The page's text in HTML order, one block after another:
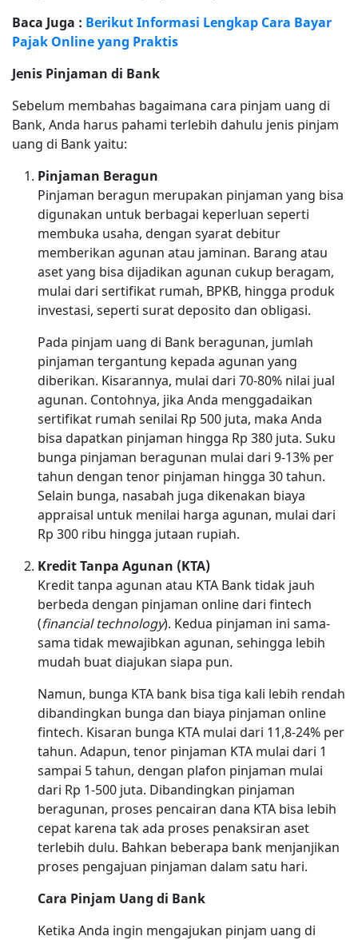
Baca Juga : Berikut Informasi Lengkap Cara Bayar
Pajak Online yang Praktis
Jenis Pinjaman di Bank
Sebelum membahas bagaimana cara pinjam uang di
Bank, Anda harus pahami terlebih dahulu jenis pinjam
uang di Bank yaitu:
Pinjaman Beragun
Pinjaman beragun merupakan pinjaman yang bisa
digunakan untuk berbagai keperluan seperti
membuka usaha, dengan syarat debitur
memberikan agunan atau jaminan. Barang atau
aset yang bisa dijadikan agunan cukup beragam,
mulai dari sertifikat rumah, BPKB, hingga produk
investasi, seperti surat deposito dan obligasi.
Pada pinjam uang di Bank beragunan, jumlah
pinjaman tergantung kepada agunan yang
diberikan. Kisarannya, mulai dari 70-80% nilai jual
agunan. Contohnya, jika Anda menggadaikan
sertifikat rumah senilai Rp 500 juta, maka Anda
bisa dapatkan pinjaman hingga Rp 380 juta. Suku
bunga pinjaman beragunan mulai dari 9-13% per
tahun dengan tenor pinjaman hingga 30 tahun.
Selain bunga, nasabah juga dikenakan biaya
appraisal untuk menilai harga agunan, mulai dari
Rp 300 ribu hingga jutaan rupiah.
Kredit Tanpa Agunan (KTA)
Kredit tanpa agunan atau KTA Bank tidak jauh
berbeda dengan pinjaman online dari fintech
(financial technology). Kedua pinjaman ini sama-
sama tidak mewajibkan agunan, sehingga lebih
mudah buat diajukan siapa pun.
Namun, bunga KTA bank bisa tiga kali lebih rendah
dibandingkan bunga dan biaya pinjaman online
fintech. Kisaran bunga KTA mulai dari 11,8-24% per
tahun. Adapun, tenor pinjaman KTA mulai dari 1
sampai 5 tahun, dengan plafon pinjaman mulai
dari Rp 1-500 juta. Dibandingkan pinjaman
beragunan, proses pencairan dana KTA bisa lebih
cepat karena tak ada proses penaksiran aset
terlebih dulu. Bahkan beberapa bank menjanjikan
proses pengajuan pinjaman dalam satu hari.
Cara Pinjam Uang di Bank
Ketika Anda ingin mengajukan pinjam uang di